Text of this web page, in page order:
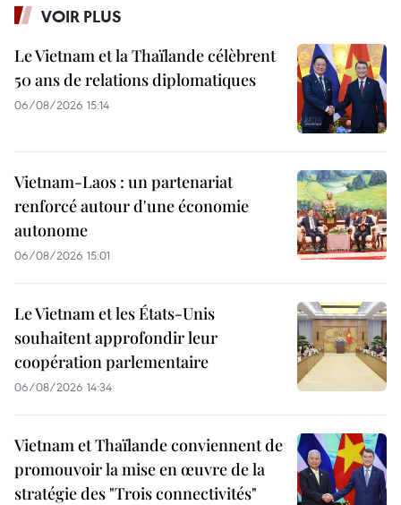
VOIR PLUS
Le Vietnam et la Thaïlande célèbrent
50 ans de relations diplomatiques
06/08/2026 15:14
Vietnam-Laos : un partenariat
renforcé autour d'une économie
autonome
06/08/2026 15:01
Le Vietnam et les États-Unis
souhaitent approfondir leur
coopération parlementaire
06/08/2026 14:34
Vietnam et Thaïlande conviennent de
promouvoir la mise en œuvre de la
stratégie des "Trois connectivités"